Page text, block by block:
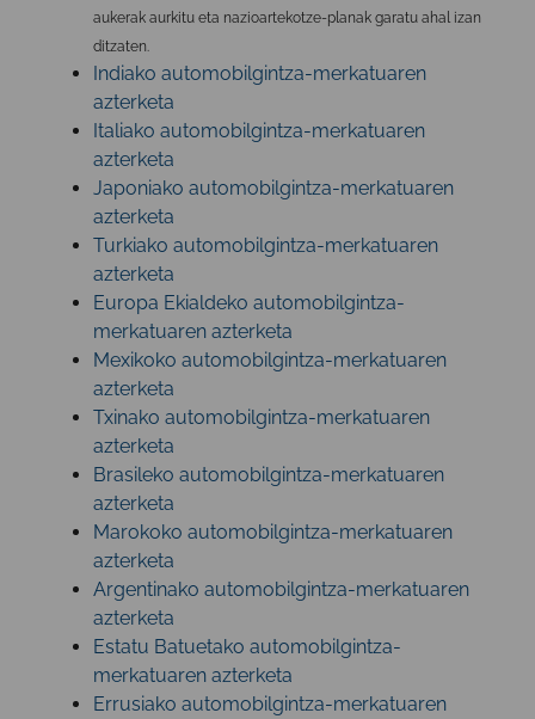
aukerak aurkitu eta nazioartekotze-planak garatu ahal izan
ditzaten.
Indiako automobilgintza-merkatuaren
azterketa
Italiako automobilgintza-merkatuaren
azterketa
Japoniako automobilgintza-merkatuaren
azterketa
Turkiako automobilgintza-merkatuaren
azterketa
Europa Ekialdeko automobilgintza-
merkatuaren azterketa
Mexikoko automobilgintza-merkatuaren
azterketa
Txinako automobilgintza-merkatuaren
azterketa
Brasileko automobilgintza-merkatuaren
azterketa
Marokoko automobilgintza-merkatuaren
azterketa
Argentinako automobilgintza-merkatuaren
azterketa
Estatu Batuetako automobilgintza-
merkatuaren azterketa
Errusiako automobilgintza-merkatuaren